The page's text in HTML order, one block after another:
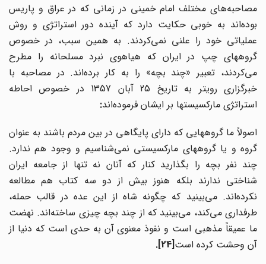
مصاحبه‌های مختلف امام خمینی در زمانی که در عراق و پاریس
بوده‌اند به خوبی حکایت دارد که آینده دور استراتژی و روش
عملیاتی خود را علنی نمی‌کردند. به همین سبب، در خصوص
گروههای چپ در ایران که هیاهوی نبرد مسلحانه را مطرح
می‌کردند، تعبیر «چند بچه» را به کار برده‌اند. در مصاحبه با
خبرگزاری رویتر به تاریخ 25 آبان 1357 در خصوص احاطه
استراتژی مارکسیستها بر ایشان فرموده‌اند:
اصولاً ما گروههایی که دارای پایگاهی در بین مردم باشند به عنوان
گروه و یا گروههای مارکسیستی نمی‌شناسیم و وجود هم ندارد.
چند نفر بچه را بگذارید کنار که آنان نه تنها از جامعه ایران
شناختی ندارند بلکه هنوز بیش از دو سه کتاب هم مطالعه
نکرده‌اند. می‌بینید که چگونه شاه از این عده در قالب حمله،
طرفداری می‌کند، می‌بینید که از چند بچه چیزی ساخته‌اند. نهضت
ما عمیقاً مذهبی است و نفوذ معنوی آن به حدی است که دنیا از
آن وحشت کرده است.[24]